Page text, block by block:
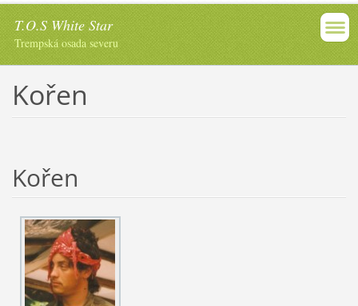
T.O.S White Star
Trempská osada severu
Kořen
Kořen